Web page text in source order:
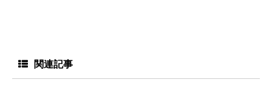
関連記事